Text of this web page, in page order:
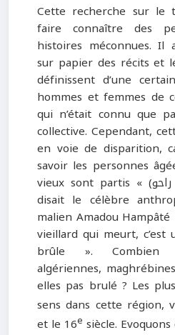
Cette recherche sur le
faire connaître des
histoires méconnues.
sur papier des récits et
définissent d’une
hommes et femmes de
qui n’était connu que
collective. Cependant,
en voie de disparition,
savoir les personnes
vieux sont partis « (الكبار راحو) ». Comme le
disait le célèbre
malien Amadou
vieillard qui meurt,
brûle ». Combien
algériennes,
elles pas brulé ? Les
sens dans cette région,
et le 16e siècle.